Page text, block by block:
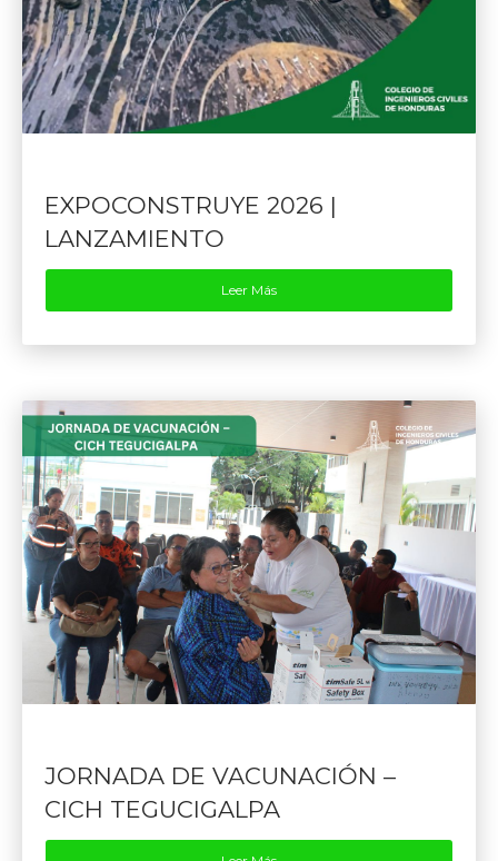
EXPOCONSTRUYE 2026 |
LANZAMIENTO
Leer Más
JORNADA DE VACUNACIÓN –
CICH TEGUCIGALPA